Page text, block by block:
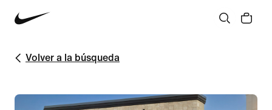
Volver a la búsqueda